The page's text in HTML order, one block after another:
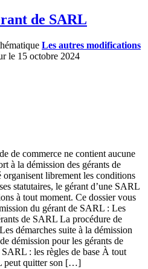
de SARL
Les autres modifications
le 15 octobre 2024
de commerce ne contient aucune
à la démission des gérants de
librement les conditions
statutaires, le gérant d’une SARL
à tout moment. Ce dossier vous
du gérant de SARL : Les
de SARL La procédure de
démarches suite à la démission
démission pour les gérants de
: les règles de base À tout
peut quitter son […]